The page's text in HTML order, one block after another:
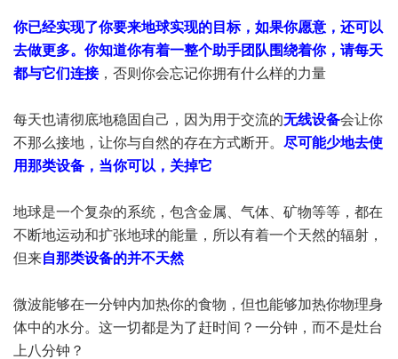
你已经实现了你要来地球实现的目标，如果你愿意，还可以
去做更多。你知道你有着一整个助手团队围绕着你，请每天
都与它们连接，否则你会忘记你拥有什么样的力量
每天也请彻底地稳固自己，因为用于交流的无线设备会让你
不那么接地，让你与自然的存在方式断开。 尽可能少地去使
用那类设备，当你可以，关掉它
地球是一个复杂的系统，包含金属、气体、矿物等等，都在
不断地运动和扩张地球的能量，所以有着一个天然的辐射，
但来自那类设备的并不天然
微波能够在一分钟内加热你的食物，但也能够加热你物理身
体中的水分。这一切都是为了赶时间？一分钟，而不是灶台
上八分钟？